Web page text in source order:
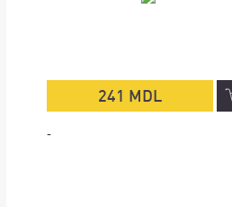
241 MDL
-